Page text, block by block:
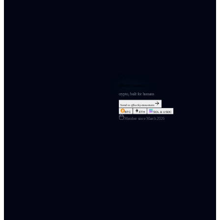
crypto, built for humans
Send to @lucky-mountain
BTC
ETH SOL & USDC
Member since March 2026